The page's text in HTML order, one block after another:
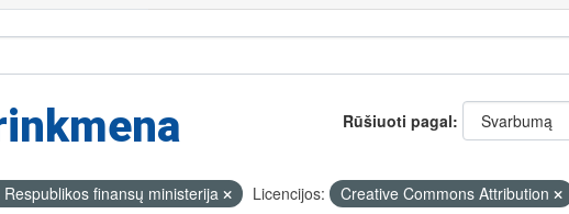
Rūšiuoti pagal
Respublikos finansų ministerija Licencijos: Creative Commons Attribution